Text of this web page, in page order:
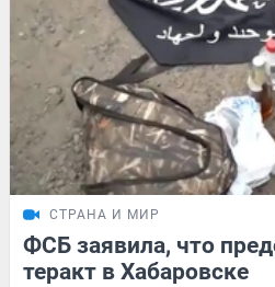
СТРАНА И МИР
ФСБ заявила, что
теракт в Хабаровске